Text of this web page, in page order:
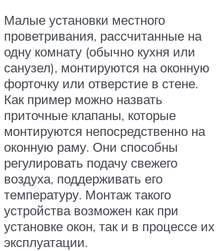
Малые установки местного
проветривания, рассчитанные на
одну комнату (обычно кухня или
санузел), монтируются на оконную
форточку или отверстие в стене.
Как пример можно назвать
приточные клапаны, которые
монтируются непосредственно на
оконную раму. Они способны
регулировать подачу свежего
воздуха, поддерживать его
температуру. Монтаж такого
устройства возможен как при
установке окон, так и в процессе их
эксплуатации.